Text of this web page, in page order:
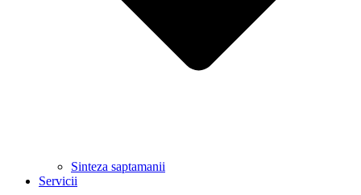
Sinteza saptamanii
Servicii